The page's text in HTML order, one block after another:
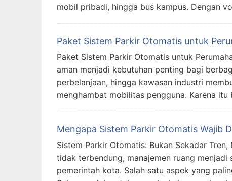
mobil pribadi, hingga bus kampus. Dengan
Paket Sistem Parkir Otomatis untuk
Paket Sistem Parkir Otomatis untuk
aman menjadi kebutuhan penting bagi
perbelanjaan, hingga kawasan industri
menghambat mobilitas pengguna. Karena
Mengapa Sistem Parkir Otomatis Wajib
Sistem Parkir Otomatis: Bukan Sekadar
tidak terbendung, manajemen ruang
pemerintah kota. Salah satu aspek yang